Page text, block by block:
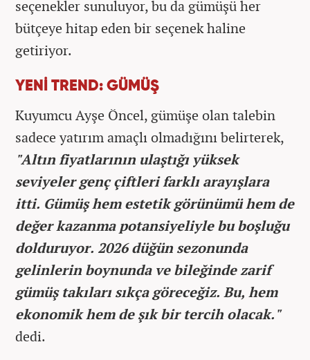
seçenekler sunuluyor, bu da gümüşü her
bütçeye hitap eden bir seçenek haline
getiriyor.
YENİ TREND: GÜMÜŞ
Kuyumcu Ayşe Öncel, gümüşe olan talebin
sadece yatırım amaçlı olmadığını belirterek,
"Altın fiyatlarının ulaştığı yüksek
seviyeler genç çiftleri farklı arayışlara
itti. Gümüş hem estetik görünümü hem de
değer kazanma potansiyeliyle bu boşluğu
dolduruyor. 2026 düğün sezonunda
gelinlerin boynunda ve bileğinde zarif
gümüş takıları sıkça göreceğiz. Bu, hem
ekonomik hem de şık bir tercih olacak."
dedi.